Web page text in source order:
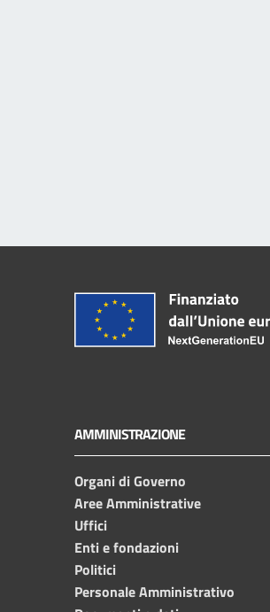
AMMINISTRAZIONE
Organi di Governo
Aree Amministrative
Uffici
Enti e fondazioni
Politici
Personale Amministrativo